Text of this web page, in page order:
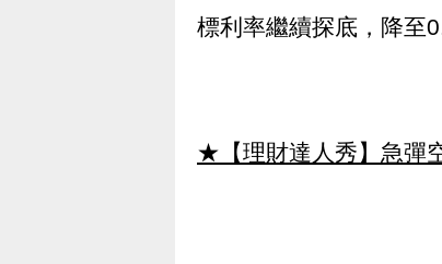
標利率繼續探底，降至
★【理財達人秀】急彈